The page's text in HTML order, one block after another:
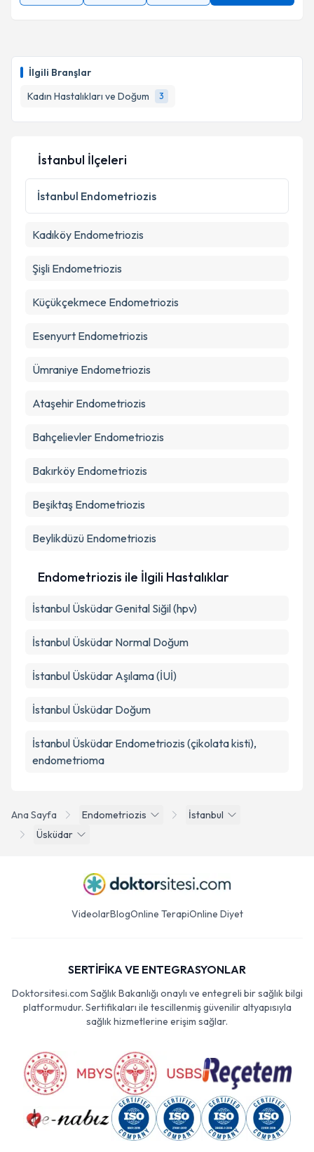
İlgili Branşlar
Kadın Hastalıkları ve Doğum
3
Ana Sayfa Endometriozis
İstanbul
Üsküdar
İstanbul İlçeleri
İstanbul Endometriozis
Kadıköy Endometriozis
Şişli Endometriozis
Küçükçekmece Endometriozis
Esenyurt Endometriozis
Ümraniye Endometriozis
Ataşehir Endometriozis
Bahçelievler Endometriozis
Bakırköy Endometriozis
Beşiktaş Endometriozis
Beylikdüzü Endometriozis
Endometriozis ile İlgili Hastalıklar
İstanbul Üsküdar Genital Siğil (hpv)
İstanbul Üsküdar Normal Doğum
İstanbul Üsküdar Aşılama (İUİ)
İstanbul Üsküdar Doğum
İstanbul Üsküdar Endometriozis (çikolata kisti),
endometrioma
VideolarBlogOnline TerapiOnline Diyet
SERTİFİKA VE ENTEGRASYONLAR
Doktorsitesi.com Sağlık Bakanlığı onaylı ve entegreli bir sağlık bilgi
platformudur. Sertifikaları ile tescillenmiş güvenilir altyapısıyla
sağlık hizmetlerine erişim sağlar.